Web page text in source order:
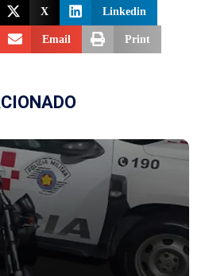
X Linkedin
Email Print